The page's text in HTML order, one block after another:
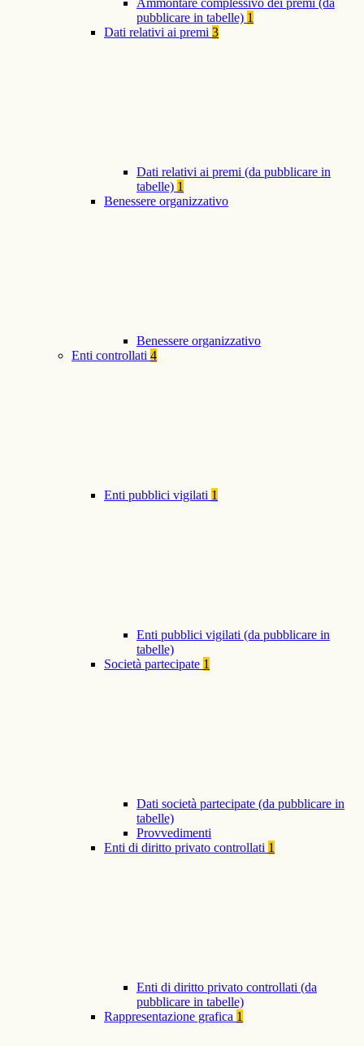
Ammontare complessivo dei premi (da
pubblicare in tabelle) 1
Dati relativi ai premi 3
Dati relativi ai premi (da pubblicare in
tabelle) 1
Benessere organizzativo
Benessere organizzativo
Enti controllati 4
Enti pubblici vigilati 1
Enti pubblici vigilati (da pubblicare in
tabelle)
Società partecipate 1
Dati società partecipate (da pubblicare in
tabelle)
Provvedimenti
Enti di diritto privato controllati 1
Enti di diritto privato controllati (da
pubblicare in tabelle)
Rappresentazione grafica 1